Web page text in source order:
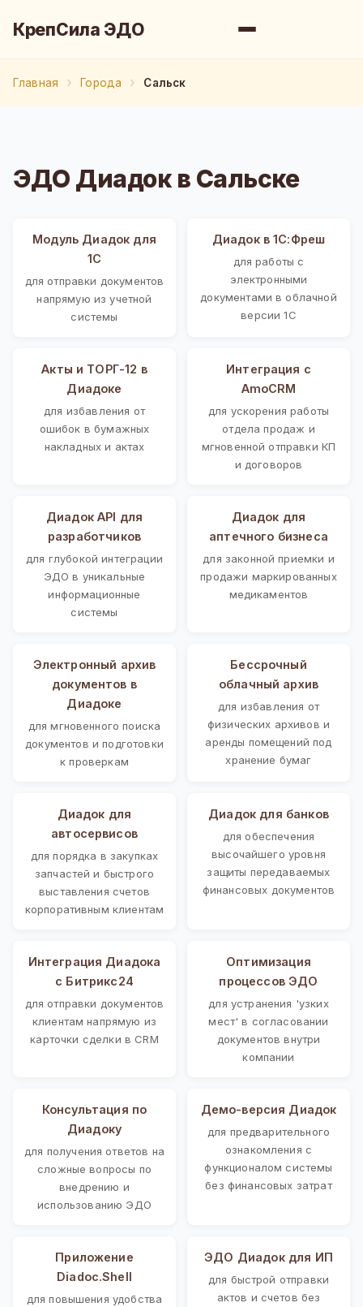
КрепСила ЭДО
Главная Города Сальск
ЭДО Диадок в Сальске
Модуль Диадок для
1С
для отправки документов
напрямую из учетной
системы
Диадок в 1С:Фреш
для работы с
электронными
документами в облачной
версии 1С
Акты и ТОРГ-12 в
Диадоке
для избавления от
ошибок в бумажных
накладных и актах
Интеграция с
AmoCRM
для ускорения работы
отдела продаж и
мгновенной отправки КП
и договоров
Диадок API для
разработчиков
для глубокой интеграции
ЭДО в уникальные
информационные
системы
Диадок для
аптечного бизнеса
для законной приемки и
продажи маркированных
медикаментов
Электронный архив
документов в
Диадоке
для мгновенного поиска
документов и подготовки
к проверкам
Бессрочный
облачный архив
для избавления от
физических архивов и
аренды помещений под
хранение бумаг
Диадок для
автосервисов
для порядка в закупках
запчастей и быстрого
выставления счетов
корпоративным клиентам
Диадок для банков
для обеспечения
высочайшего уровня
защиты передаваемых
финансовых документов
Интеграция Диадока
с Битрикс24
для отправки документов
клиентам напрямую из
карточки сделки в CRM
Оптимизация
процессов ЭДО
для устранения 'узких
мест' в согласовании
документов внутри
компании
Консультация по
Диадоку
для получения ответов на
сложные вопросы по
внедрению и
использованию ЭДО
Демо-версия Диадок
для предварительного
ознакомления с
функционалом системы
без финансовых затрат
Приложение
Diadoc.Shell
для повышения удобства
ЭДО Диадок для ИП
для быстрой отправки
актов и счетов без